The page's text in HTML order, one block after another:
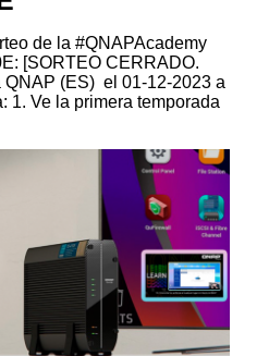
de la #QNAPAcademy
[SORTEO CERRADO.
(ES) el 01-12-2023 a
1. Ve la primera temporada